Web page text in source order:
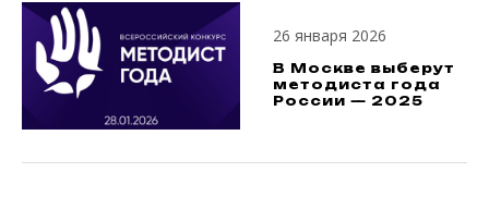
26 января 2026
В Москве выберут
методиста года
России — 2025